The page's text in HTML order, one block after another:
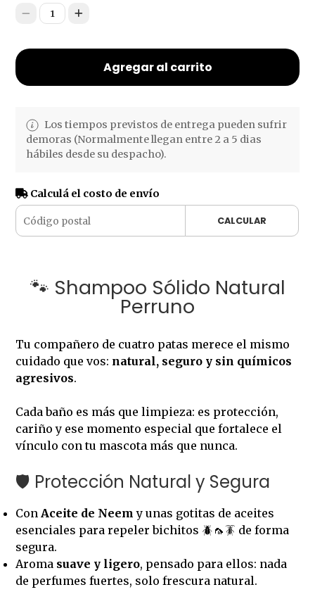
1
Agregar al carrito
Los tiempos previstos de entrega pueden sufrir
demoras (Normalmente llegan entre 2 a 5 dias
hábiles desde su despacho).
Calculá el costo de envío
CALCULAR
🐾 Shampoo Sólido Natural
Perruno
Tu compañero de cuatro patas merece el mismo
cuidado que vos: natural, seguro y sin químicos
agresivos.
Cada baño es más que limpieza: es protección,
cariño y ese momento especial que fortalece el
vínculo con tu mascota más que nunca.
🛡 Protección Natural y Segura
ConAceite de Neem y unas gotitas de aceites
esenciales para repeler bichitos 🪲🦟🪳 de forma
segura.
Aroma suave y ligero, pensado para ellos: nada
de perfumes fuertes, solo frescura natural.